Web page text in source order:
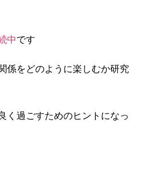
中です
係をどのように楽しむか研究
く過ごすためのヒントになっ